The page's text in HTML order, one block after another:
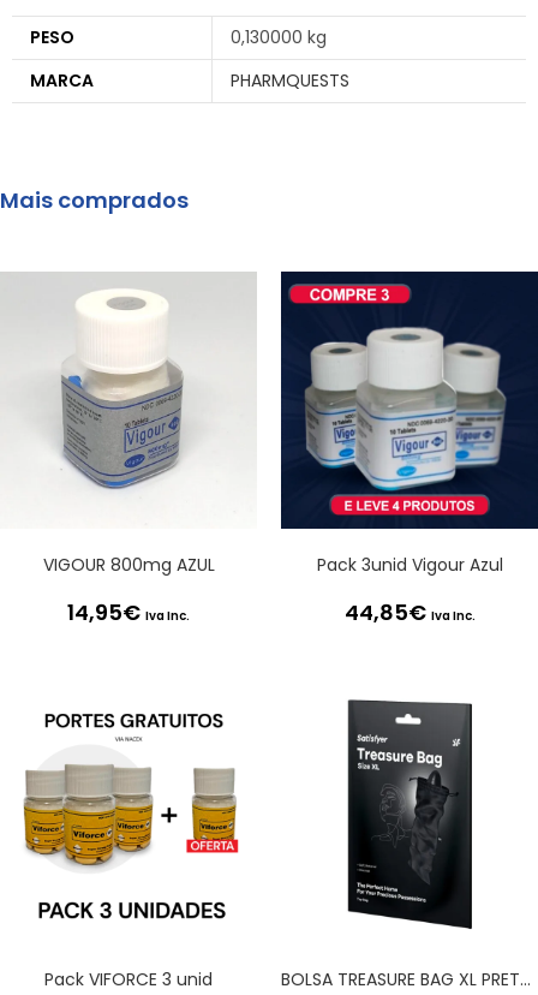
PESO
0,130000 kg
MARCA
PHARMQUESTS
Mais comprados
VIGOUR 800mg AZUL
14,95€ Iva Inc.
Pack 3unid Vigour Azul
44,85€ Iva Inc.
Pack VIFORCE 3 unid BOLSA TREASURE BAG XL PRETA SATISFYER